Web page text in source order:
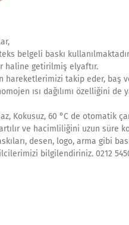
belgeli baskı
haline getirilmiş elyaftır.
hareketlerimizi takip eder, baş
ısı dağılımı özelliğini de
Kokusuz, 60 °C de otomatik
ve hacimliliğini uzun süre
desen, logo, arma gibi
bilgilendiriniz. 0212